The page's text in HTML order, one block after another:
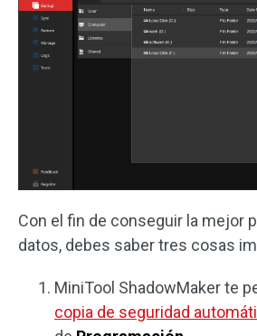
Con el fin de conseguir la mejor
datos, debes saber tres cosas
MiniTool ShadowMaker te
copia de seguridad